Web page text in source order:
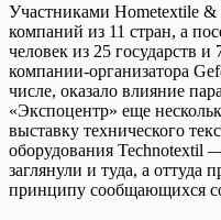
Участниками Hometextile &
компаний из 11 стран, а
человек из 25 государств
компании-организатора
числе, оказало влияние
«Экспоцентр» еще
выставку технического
оборудования Technotextil
заглянули и туда, а оттуда
принципу сообщающихся